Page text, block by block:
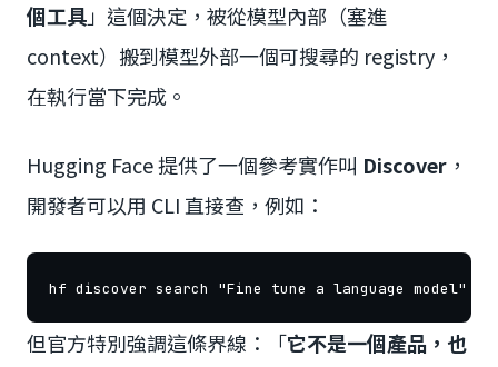
個工具」這個決定，被從模型內部（塞進
context）搬到模型外部一個可搜尋的 registry，
在執行當下完成。
Hugging Face 提供了一個參考實作叫 Discover ，
開發者可以用 CLI 直接查，例如：
但官方特別強調這條界線：「它不是一個產品，也